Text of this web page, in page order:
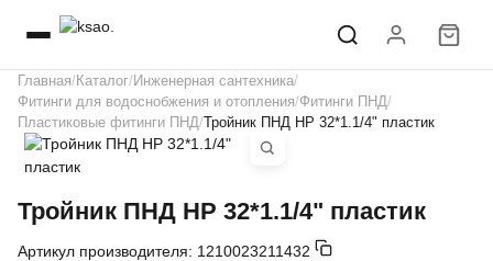
Главная Каталог Инженерная сантехника
Фитинги для водоснобжения и отопления Фитинги ПНД
Пластиковые фитинги ПНД Тройник ПНД НР 32*1.1/4" пластик
Тройник ПНД НР 32*1.1/4" пластик
Артикул производителя: 1210023211432